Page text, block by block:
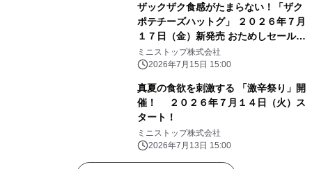
ザックザク食感がたまらない！「ザク
ポテチーズハットグ」 ２０２６年７月
１７日（金）新発売 おためしセール７
日間 ミニストップ予定本体価格から
２０円引き！
ミニストップ株式会社
2026年7月15日 15:00
真夏の食欲を刺激する 「激辛祭り」開
催！ ２０２６年７月１４日（火）ス
タート！
ミニストップ株式会社
2026年7月13日 15:00